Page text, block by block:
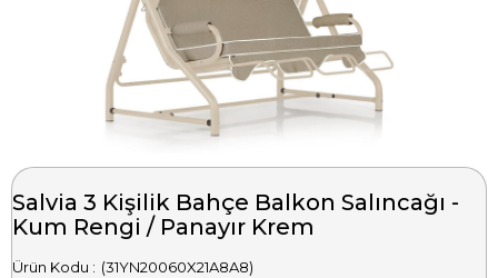
Salvia 3 Kişilik Bahçe Balkon Salıncağı -
Kum Rengi / Panayır Krem
(31YN20060X21A8A8)